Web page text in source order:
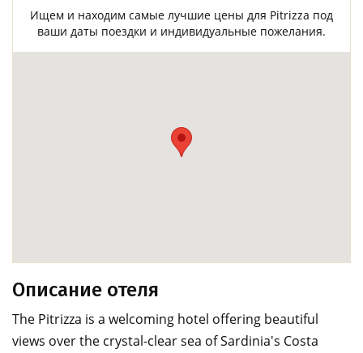
Ищем и находим самые лучшие цены для Pitrizza под
ваши даты поездки и индивидуальные пожелания.
Описание отеля
The Pitrizza is a welcoming hotel offering beautiful
views over the crystal-clear sea of Sardinia's Costa